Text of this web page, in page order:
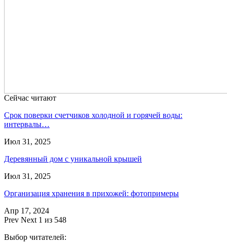
Сейчас читают
Срок поверки счетчиков холодной и горячей воды:
интервалы…
Июл 31, 2025
Деревянный дом с уникальной крышей
Июл 31, 2025
Организация хранения в прихожей: фотопримеры
Апр 17, 2024
Prev Next 1 из 548
Выбор читателей: